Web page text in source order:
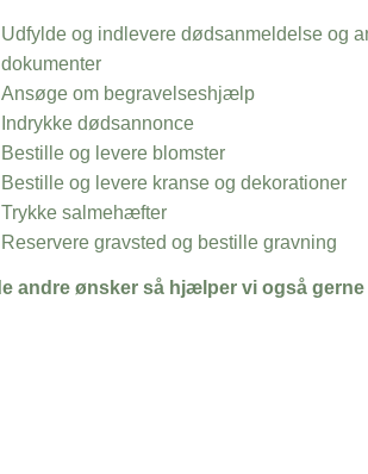
Udfylde og indlevere dødsanmeldelse og
dokumenter
Ansøge om begravelseshjælp
Indrykke dødsannonce
Bestille og levere blomster
Bestille og levere kranse og dekorationer
Trykke salmehæfter
Reservere gravsted og bestille gravning
andre ønsker så hjælper vi også gerne